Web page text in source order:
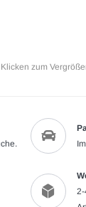
Klicken zum
2-